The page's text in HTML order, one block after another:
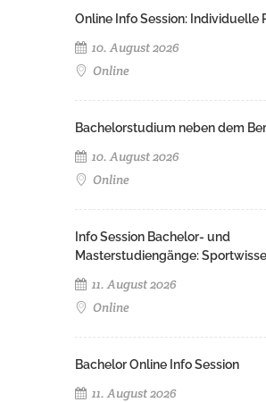
Online Info Session: Individuelle
10. August 2026
Online
Bachelorstudium neben dem
10. August 2026
Online
Info Session Bachelor- und
Masterstudiengänge:
11. August 2026
Online
Bachelor Online Info Session
11. August 2026